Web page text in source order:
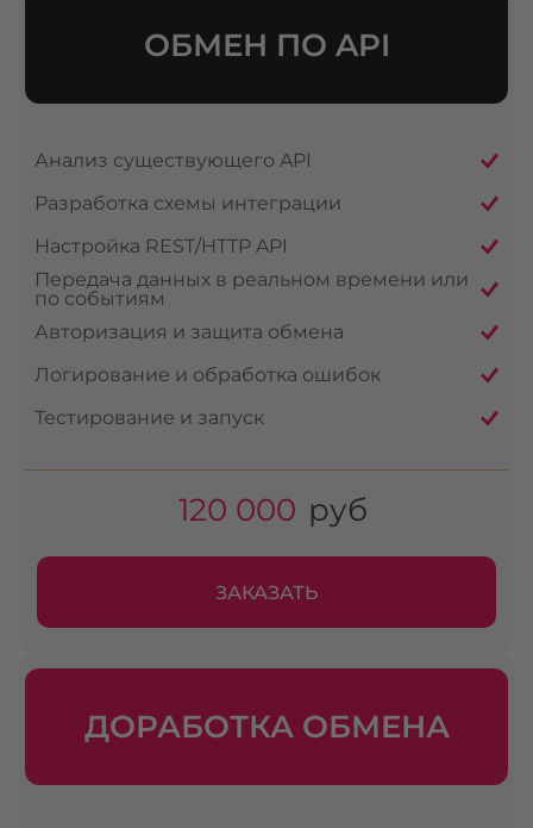
ОБМЕН ПО API
Анализ существующего API
Разработка схемы интеграции
Настройка REST/HTTP API
Передача данных в реальном времени или
по событиям
Авторизация и защита обмена
Логирование и обработка ошибок
Тестирование и запуск
120 000 руб
ЗАКАЗАТЬ
ДОРАБОТКА ОБМЕНА